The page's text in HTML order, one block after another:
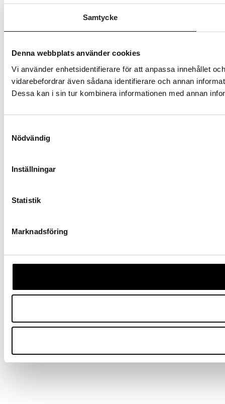
Samtycke
Denna webbplats använder cookies
Vi använder enhetsidentifierare för att anpassa innehållet
vidarebefordrar även sådana identifierare och annan
Dessa kan i sin tur kombinera informationen med annan
Nödvändig
Inställningar
Statistik
Marknadsföring